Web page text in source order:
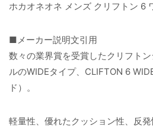
ホカオネオネ メンズ クリフトン 6
■メーカー説明文引用
数々の業界賞を受賞したクリフト
ルのWIDEタイプ、CLIFTON 6
ド）。
軽量性、優れたクッション性、反